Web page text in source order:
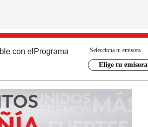
con el Programa Selecciona tu emisora
Elige tu emisora